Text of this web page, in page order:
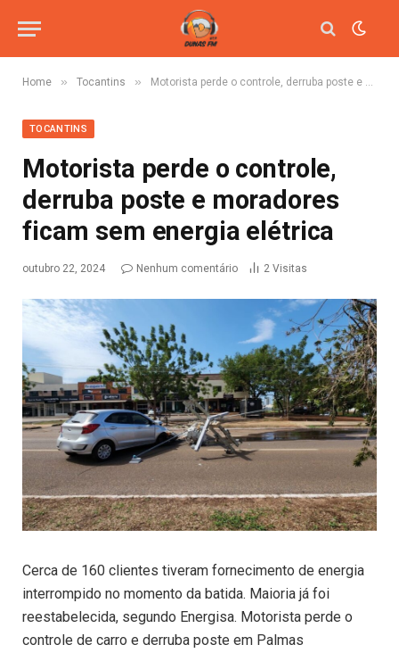
Home » Tocantins » Motorista perde o controle, derruba poste e moradores ficam sem energia elétrica
TOCANTINS
Motorista perde o controle,
derruba poste e moradores
ficam sem energia elétrica
outubro 22, 2024 Nenhum comentário 2 Visitas
Cerca de 160 clientes tiveram fornecimento de energia
interrompido no momento da batida. Maioria já foi
reestabelecida, segundo Energisa. Motorista perde o
controle de carro e derruba poste em Palmas